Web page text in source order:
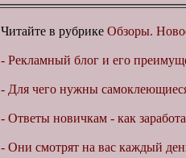
Читайте в рубрике Обзоры.
- Рекламный блог и его
- Для чего нужны
- Ответы новичкам - как
- Они смотрят на вас каждый